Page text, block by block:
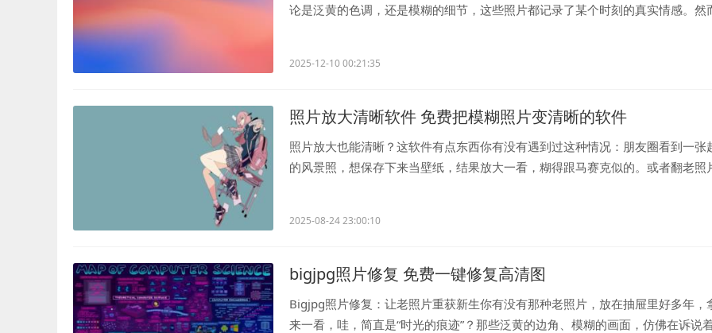
论是泛黄的色调，还是模糊的细节，这些照片都记录了某个时刻的真实情感。然
2025-12-10 00:21:35
照片放大清晰软件 免费把模糊照片变清晰的软件
照片放大也能清晰？这软件有点东西你有没有遇到过这种情况：朋友圈看到一张
的风景照，想保存下来当壁纸，结果放大一看，糊得跟马赛克似的。或者翻老照
2025-08-24 23:00:10
bigjpg照片修复 免费一键修复高清图
Bigjpg照片修复：让老照片重获新生你有没有那种老照片，放在抽屉里好多年，
来一看，哇，简直是“时光的痕迹”？那些泛黄的边角、模糊的画面，仿佛在诉说